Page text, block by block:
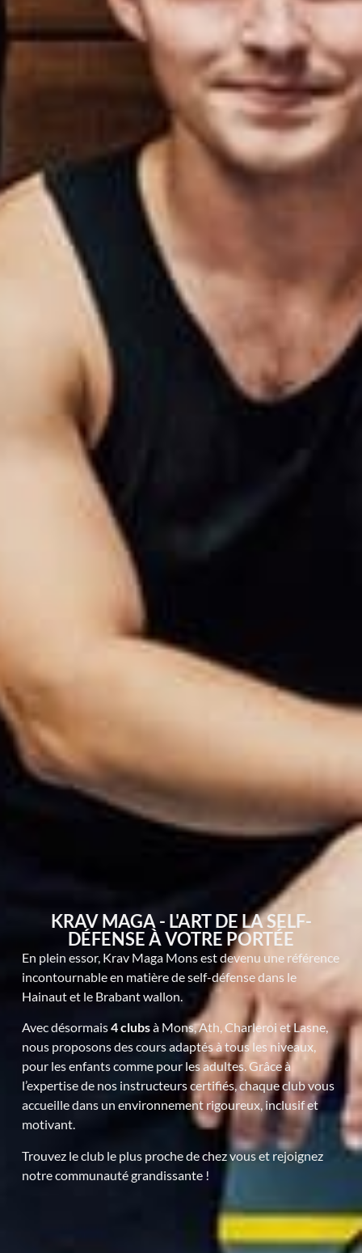
KRAV MAGA - L'ART DE LA SELF-
DÉFENSE À VOTRE PORTÉE
En plein essor, Krav Maga Mons est devenu une référence
incontournable en matière de self-défense dans le
Hainaut et le Brabant wallon.
Avec désormais4 clubsà Mons, Ath, Charleroi et Lasne,
nous proposons des cours adaptés à tous les niveaux,
pour les enfants comme pour les adultes. Grâce à
l’expertise de nos instructeurs certifiés, chaque club vous
accueille dans un environnement rigoureux, inclusif et
motivant.
Trouvez le club le plus proche de chez vous et rejoignez
notre communauté grandissante !